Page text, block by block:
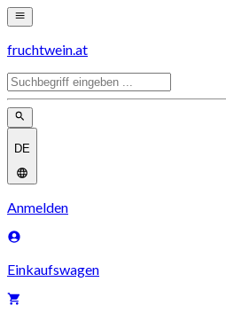
fruchtwein.at
DE
Anmelden
Einkaufswagen